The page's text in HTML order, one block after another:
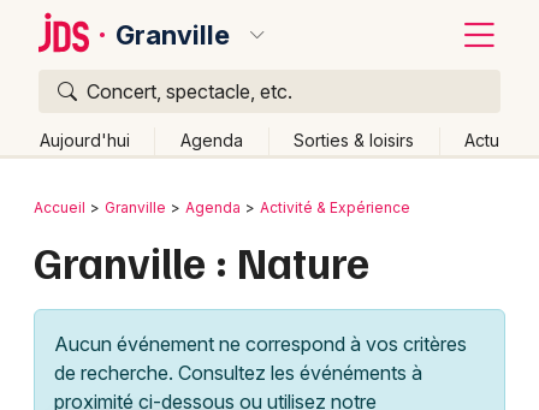
Granville
Concert, spectacle, etc.
Aujourd'hui Agenda Sorties & loisirs Actu
Publier un événement
Grands événements
Bordeaux
Lille
Lyon
Retour
Accueil Granville Agenda Activité & Expérience
Granville : Nature
Aucun événement ne correspond à vos critères
de recherche. Consultez les événéments à
proximité ci-dessous ou utilisez notre
Quoi ?
Où ?
Partout
Près de moi Changer de lieu
Quand ?
Ce week-end